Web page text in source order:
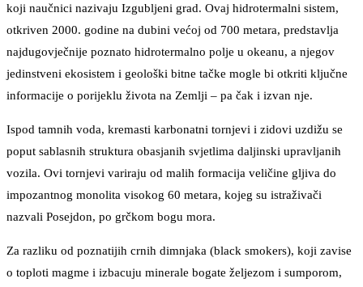
koji naučnici nazivaju Izgubljeni grad. Ovaj hidrotermalni sistem,
otkriven 2000. godine na dubini većoj od 700 metara, predstavlja
najdugovječnije poznato hidrotermalno polje u okeanu, a njegov
jedinstveni ekosistem i geološki bitne tačke mogle bi otkriti ključne
informacije o porijeklu života na Zemlji – pa čak i izvan nje.
Ispod tamnih voda, kremasti karbonatni tornjevi i zidovi uzdižu se
poput sablasnih struktura obasjanih svjetlima daljinski upravljanih
vozila. Ovi tornjevi variraju od malih formacija veličine gljiva do
impozantnog monolita visokog 60 metara, kojeg su istraživači
nazvali Posejdon, po grčkom bogu mora.
Za razliku od poznatijih crnih dimnjaka (black smokers), koji zavise
o toploti magme i izbacuju minerale bogate željezom i sumporom,